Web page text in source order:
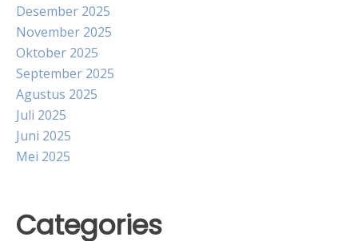
Desember 2025
November 2025
Oktober 2025
September 2025
Agustus 2025
Juli 2025
Juni 2025
Mei 2025
Categories